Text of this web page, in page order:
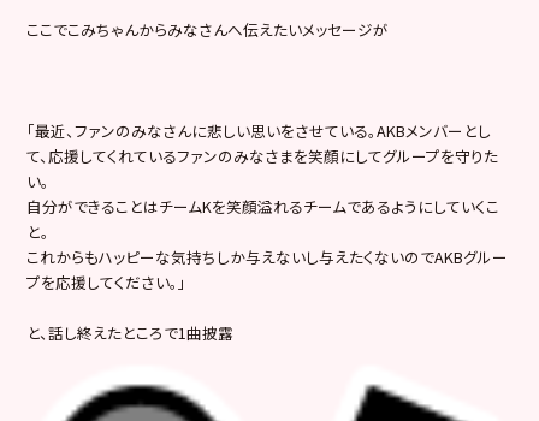
ここでこみちゃんからみなさんへ伝えたいメッセージが
「最近、ファンのみなさんに悲しい思いをさせている。AKBメンバーとし
て、応援してくれているファンのみなさまを笑顔にしてグループを守りた
い。
自分ができることはチームKを笑顔溢れるチームであるようにしていくこ
と。
これからもハッピーな気持ちしか与えないし与えたくないのでAKBグルー
プを応援してください。」
と、話し終えたところで1曲披露